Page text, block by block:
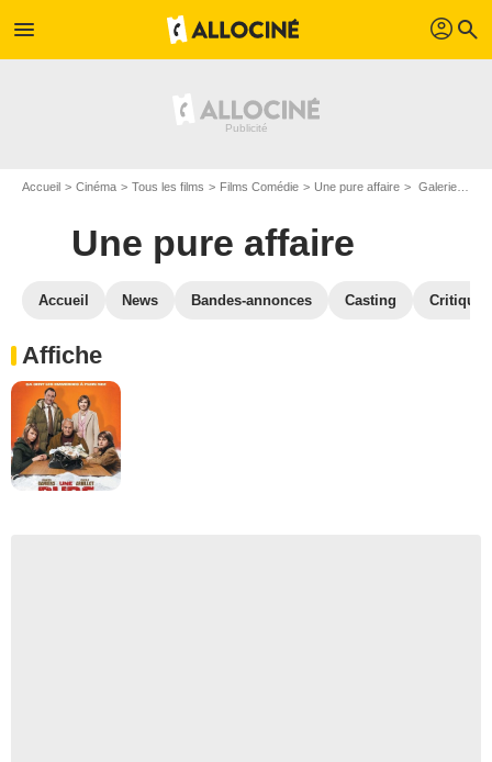
menu profil search
Accueil Cinéma Tous les films Films Comédie Une pure affaire Galerie photos du film Une pure affaire
Une pure affaire
Accueil News Bandes-annonces Casting
Affiche